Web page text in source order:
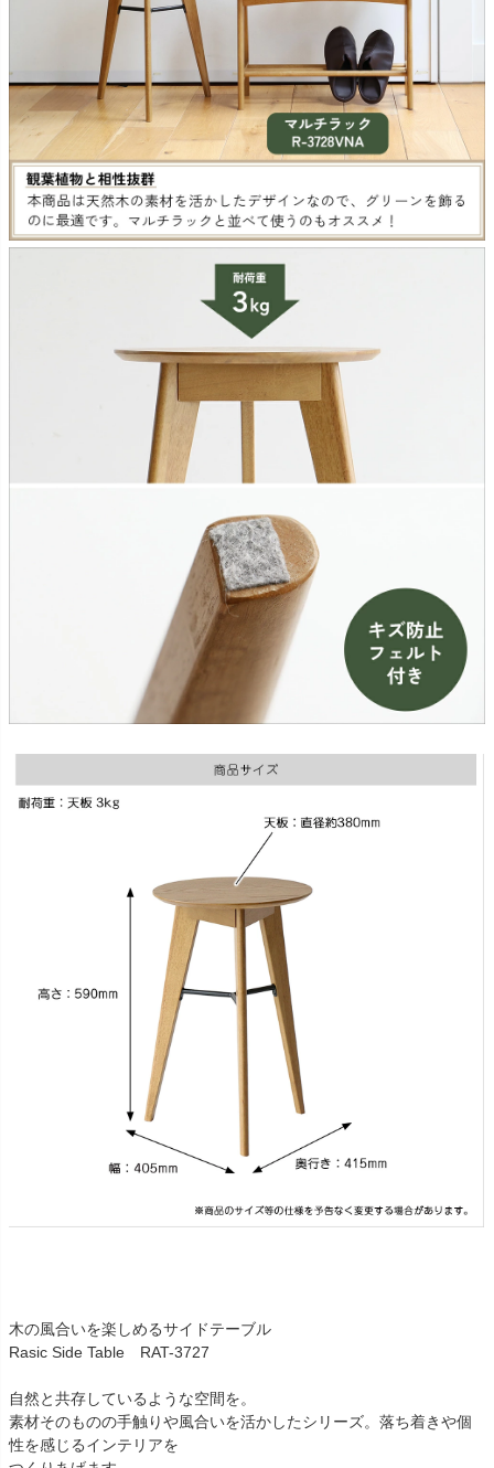
木の風合いを楽しめるサイドテーブル
Rasic Side Table RAT-3727
自然と共存しているような空間を。
素材そのものの手触りや風合いを活かしたシリーズ。落ち着きや個
性を感じるインテリアを